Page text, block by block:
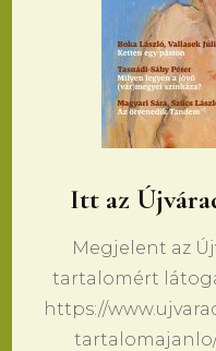
Itt az
Megjelent az
tartalomért
https://